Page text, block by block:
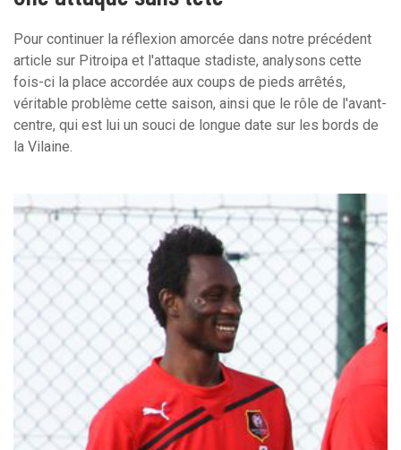
Pour continuer la réflexion amorcée dans notre précédent
article sur Pitroipa et l'attaque stadiste, analysons cette
fois-ci la place accordée aux coups de pieds arrêtés,
véritable problème cette saison, ainsi que le rôle de l'avant-
centre, qui est lui un souci de longue date sur les bords de
la Vilaine.